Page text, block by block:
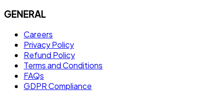
GENERAL
Careers
Privacy Policy
Refund Policy
Terms and Conditions
FAQs
GDPR Compliance